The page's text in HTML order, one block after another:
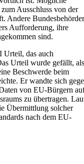
Ausschluss von der
Andere
Aufforderung, ihre
sind.
Urteil, das auch
Urteil wurde gefällt,
Beschwerde beim
Er wandte sich
von EU-Bürgern
zu übertragen.
Übermittlung solcher
nach dem EU-